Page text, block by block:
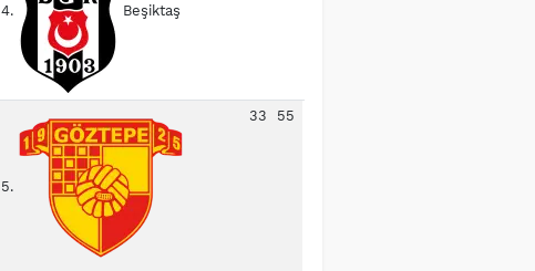
4. Beşiktaş
5.
33 55